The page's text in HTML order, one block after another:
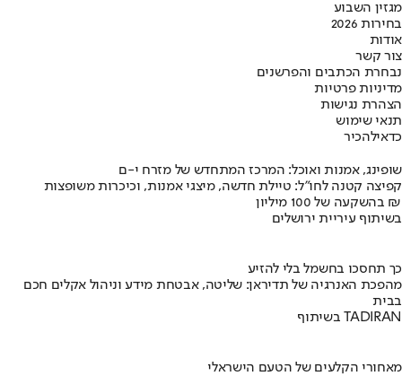
מגזין השבוע
בחירות 2026
אודות
צור קשר
נבחרת הכתבים והפרשנים
מדיניות פרטיות
הצהרת נגישות
תנאי שימוש
כדאילהכיר
שופינג, אמנות ואוכל: המרכז המתחדש של מזרח י-ם
קפיצה קטנה לחו"ל: טיילת חדשה, מיצגי אמנות, וכיכרות משופצות
בהשקעה של 100 מיליון ₪
בשיתוף עיריית ירושלים
כך תחסכו בחשמל בלי להזיע
מהפכת האנרגיה של תדיראן: שליטה, אבטחת מידע וניהול אקלים חכם
בבית
בשיתוף TADIRAN
מאחורי הקלעים של הטעם הישראלי